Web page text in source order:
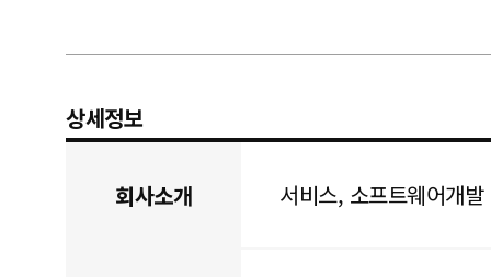
상세정보
회사소개 서비스, 소프트웨어개발